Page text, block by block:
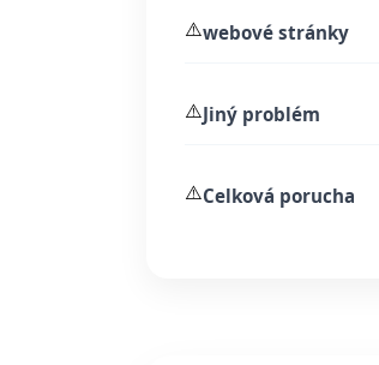
⚠️webové stránky
⚠️Jiný problém
⚠️Celková porucha